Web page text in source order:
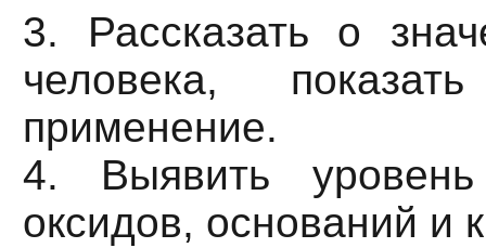
3. Рассказать о
человека,
применение.
4. Выявить
оксидов, оснований и